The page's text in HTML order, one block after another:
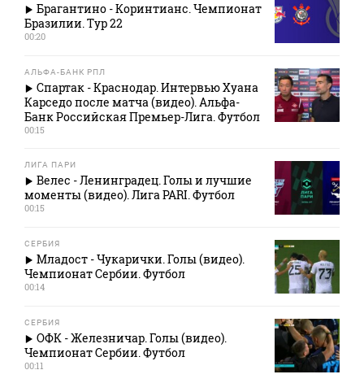
Брагантино - Коринтианс. Чемпионат
Бразилии. Тур 22
00:20
АЛЬФА-БАНК РПЛ
Спартак - Краснодар. Интервью Хуана
Карседо после матча (видео). Альфа-
Банк Российская Премьер-Лига. Футбол
00:15
ЛИГА ПАРИ
Велес - Ленинградец. Голы и лучшие
моменты (видео). Лига PARI. Футбол
00:15
СЕРБИЯ
Младост - Чукарички. Голы (видео).
Чемпионат Сербии. Футбол
00:14
СЕРБИЯ
ОФК - Железничар. Голы (видео).
Чемпионат Сербии. Футбол
00:11